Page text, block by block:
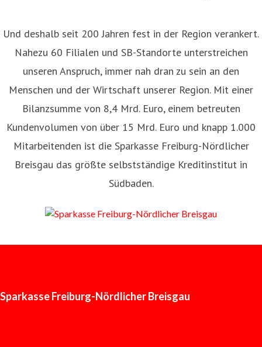
Und deshalb seit 200 Jahren fest in der Region verankert.
Nahezu 60 Filialen und SB-Standorte unterstreichen
unseren Anspruch, immer nah dran zu sein an den
Menschen und der Wirtschaft unserer Region. Mit einer
Bilanzsumme von 8,4 Mrd. Euro, einem betreuten
Kundenvolumen von über 15 Mrd. Euro und knapp 1.000
Mitarbeitenden ist die Sparkasse Freiburg-Nördlicher
Breisgau das größte selbstständige Kreditinstitut in
Südbaden.
Sparkasse Freiburg-Nördlicher Breisgau